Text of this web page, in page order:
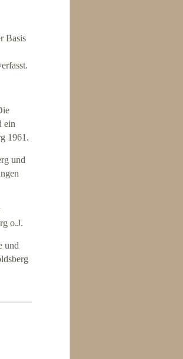
Basis
ein
1961.
und
o.J.
und